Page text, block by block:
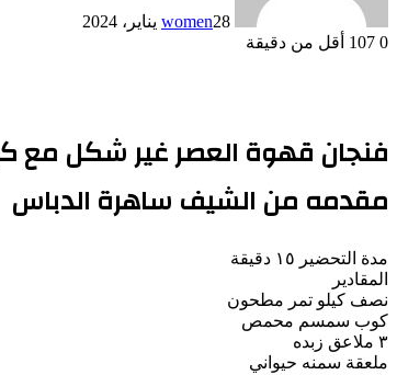
women28 يناير، 2024
0
أقل من دقيقة
فنجان قهوة العصر غير شكل مع
مقدمه من الشيف ساهرة الدباس
مدة التحضير ١٥ دقيقة
المقادير
نصف كيلو تمر مطحون
كوب سمسم محمص
٣ ملاعق زبده
ملعقة سمنه حيواني